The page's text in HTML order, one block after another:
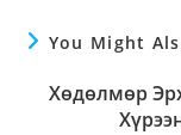
You Might
Хөдөлмөр